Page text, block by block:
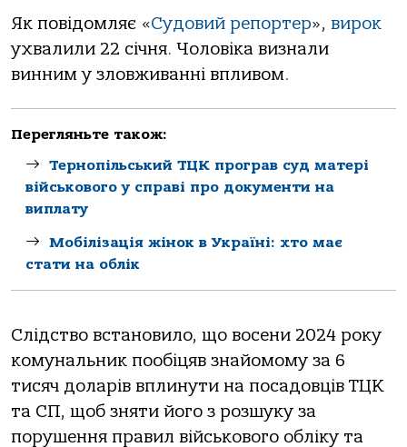
Як повідомляє «Судовий репортер», вирок
ухвалили 22 січня. Чоловіка визнали
винним у зловживанні впливом.
Перегляньте також:
Тернопільський ТЦК програв суд матері
військового у справі про документи на
виплату
Мобілізація жінок в Україні: хто має
стати на облік
Слідство встановило, що восени 2024 року
комунальник пообіцяв знайомому за 6
тисяч доларів вплинути на посадовців ТЦК
та СП, щоб зняти його з розшуку за
порушення правил військового обліку та